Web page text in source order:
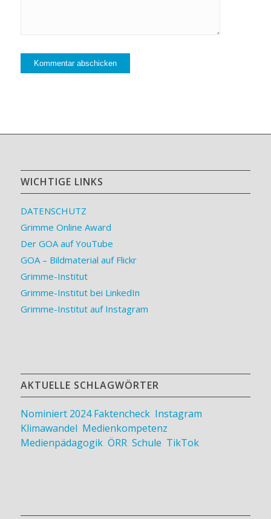
WICHTIGE LINKS
DATENSCHUTZ
Grimme Online Award
Der GOA auf YouTube
GOA – Bildmaterial auf Flickr
Grimme-Institut
Grimme-Institut bei LinkedIn
Grimme-Institut auf Instagram
AKTUELLE SCHLAGWÖRTER
Nominiert 2024 Faktencheck, Instagram
Klimawandel Medienkompetenz
Medienpädagogik, ÖRR, Schule TikTok